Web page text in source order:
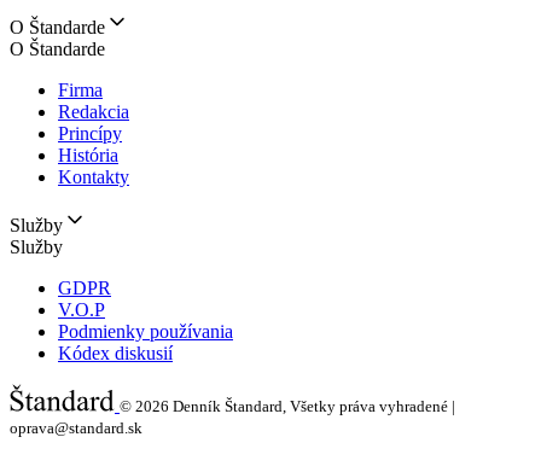
O Štandarde
O Štandarde
Firma
Redakcia
Princípy
História
Kontakty
Služby
Služby
GDPR
V.O.P
Podmienky používania
Kódex diskusií
© 2026 Denník Štandard, Všetky práva vyhradené |
oprava@standard.sk